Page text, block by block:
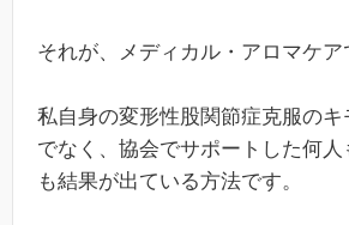
それが、メディカル・アロマケア
私自身の変形性股関節症克服の
でなく、協会でサポートした何
も結果が出ている方法です。